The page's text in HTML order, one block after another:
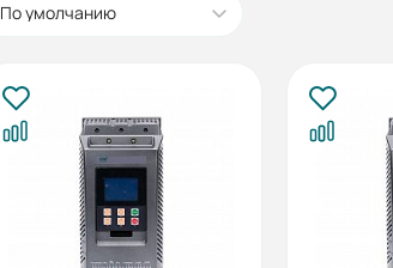
По умолчанию